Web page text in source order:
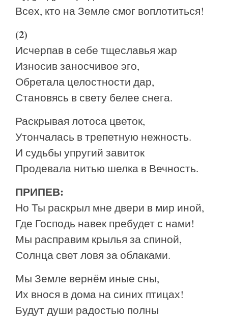
Всех, кто на Земле смог воплотиться!
(2)
Исчерпав в себе тщеславья жар
Износив заносчивое эго,
Обретала целостности дар,
Становясь в свету белее снега.
Раскрывая лотоса цветок,
Утончалась в трепетную нежность.
И судьбы упругий завиток
Продевала нитью шелка в Вечность.
ПРИПЕВ:
Но Ты раскрыл мне двери в мир иной,
Где Господь навек пребудет с нами!
Мы расправим крылья за спиной,
Солнца свет ловя за облаками.
Мы Земле вернём иные сны,
Их внося в дома на синих птицах!
Будут души радостью полны